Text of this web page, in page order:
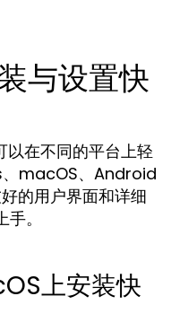
与设置快
以在不同的平台上轻
macOS、Android
的用户界面和详细
。
上安装快